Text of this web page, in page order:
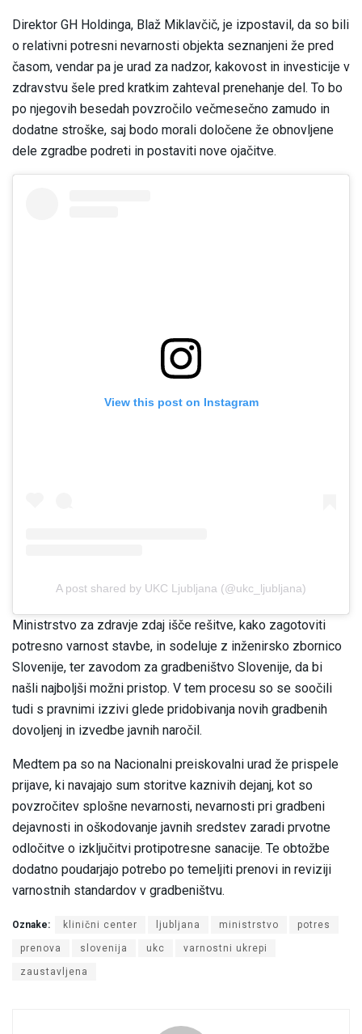
Direktor GH Holdinga, Blaž Miklavčič, je izpostavil, da so bili
o relativni potresni nevarnosti objekta seznanjeni že pred
časom, vendar pa je urad za nadzor, kakovost in investicije v
zdravstvu šele pred kratkim zahteval prenehanje del. To bo
po njegovih besedah povzročilo večmesečno zamudo in
dodatne stroške, saj bodo morali določene že obnovljene
dele zgradbe podreti in postaviti nove ojačitve.
View this post on Instagram
A post shared by UKC Ljubljana (@ukc_ljubljana)
Ministrstvo za zdravje zdaj išče rešitve, kako zagotoviti
potresno varnost stavbe, in sodeluje z inženirsko zbornico
Slovenije, ter zavodom za gradbeništvo Slovenije, da bi
našli najboljši možni pristop. V tem procesu so se soočili
tudi s pravnimi izzivi glede pridobivanja novih gradbenih
dovoljenj in izvedbe javnih naročil.
Medtem pa so na Nacionalni preiskovalni urad že prispele
prijave, ki navajajo sum storitve kaznivih dejanj, kot so
povzročitev splošne nevarnosti, nevarnosti pri gradbeni
dejavnosti in oškodovanje javnih sredstev zaradi prvotne
odločitve o izključitvi protipotresne sanacije. Te obtožbe
dodatno poudarjajo potrebo po temeljiti prenovi in reviziji
varnostnih standardov v gradbeništvu.
Oznake: klinični center ljubljana ministrstvo potres
prenova slovenija ukc varnostni ukrepi
zaustavljena